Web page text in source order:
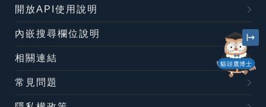
貓頭鷹博士
開放API使用說明
內嵌搜尋欄位說明
相關連結
常見問題